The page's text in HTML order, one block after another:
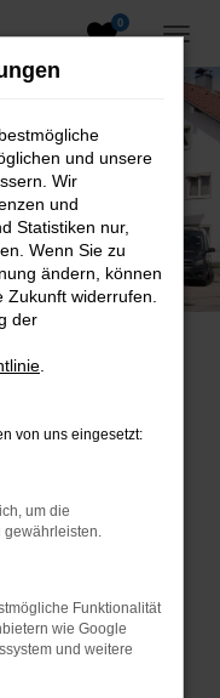
0
können:
deine
Beispiel deine
und unsere
Wir
und
Statistiken nur,
Wenn Sie zu
ändern, können
widerrufen.
der
von uns eingesetzt:
um die
gewährleisten.
Funktionalität
wie Google
und weitere